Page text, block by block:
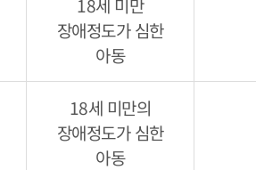
장애정도가 심한
아동
18세 미만의
장애정도가 심한
아동